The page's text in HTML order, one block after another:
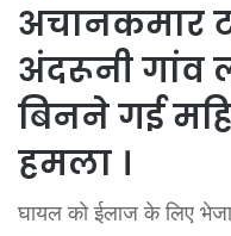
अचानकमार
अंदरूनी
बिनने गई
हमला ।
घायल को ईलाज के लिए